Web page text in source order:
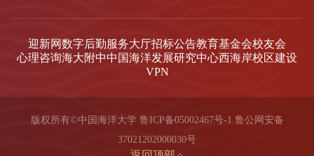
迎新网数字后勤服务大厅招标公告教育基金会校友会
心理咨询海大附中中国海洋发展研究中心西海岸校区建设
VPN
版权所有©中国海洋大学 鲁ICP备05002467号-1 鲁公网安备
37021202000030号